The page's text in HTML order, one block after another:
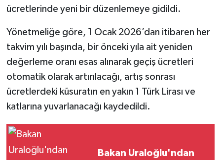
ücretlerinde yeni bir düzenlemeye gidildi.
Yönetmeliğe göre, 1 Ocak 2026’dan itibaren her
takvim yılı başında, bir önceki yıla ait yeniden
değerleme oranı esas alınarak geçiş ücretleri
otomatik olarak artırılacağı, artış sonrası
ücretlerdeki küsuratın en yakın 1 Türk Lirası ve
katlarına yuvarlanacağı kaydedildi.
Bakan Uraloğlu'ndan